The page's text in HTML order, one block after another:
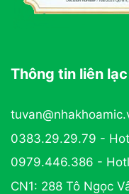
Thông tin liên lạc
0383.29.29.79 -
0979.446.386 -
CN1: 288 Tô Ngọc